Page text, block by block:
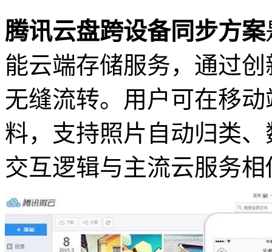
腾讯云盘跨设备同步方案
能云端存储服务，通过
无缝流转。用户可在移
料，支持照片自动归类
交互逻辑与主流云服务